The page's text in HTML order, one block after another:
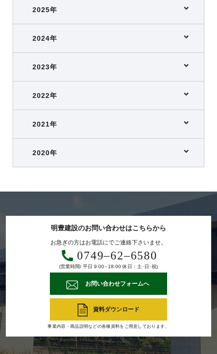
2025年
2024年
2023年
2022年
2021年
2020年
明豊建設のお問い合わせはこちらから
お急ぎの方はお電話にでご連絡下さいませ。
0749‒62‒6580
(営業時間/ 平日 9:00∼18:00 休日：土･日･祝)
お問い合わせフォームへ
資料ダウンロード
事業内容・商品説明などの各種資料をご用意しております。